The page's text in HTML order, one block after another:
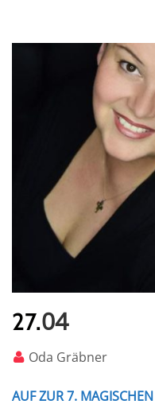
27.04
Oda Gräbner
AUF ZUR 7.